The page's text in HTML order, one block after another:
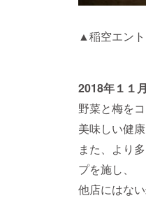
▲稲空エン
2018年１１
野菜と梅を
美味しい健
また、より
プを施し、
他店にはな